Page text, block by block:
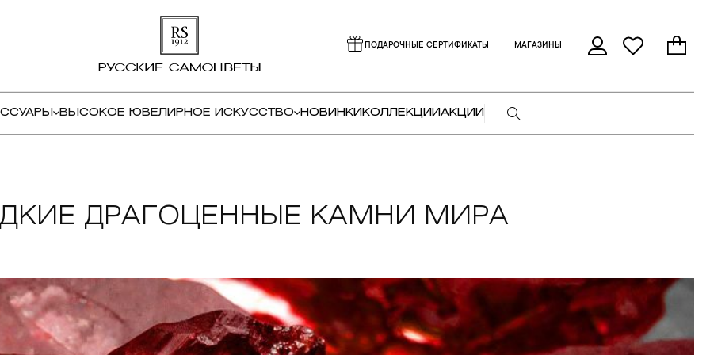
ПОДАРОЧНЫЕ СЕРТИФИКАТЫ МАГАЗИНЫ
ВЫСОКОЕ ЮВЕЛИРНОЕ ИСКУССТВО НОВИНКИ КОЛЛЕКЦИИАКЦИИ
ДРАГОЦЕННЫЕ КАМНИ МИРА